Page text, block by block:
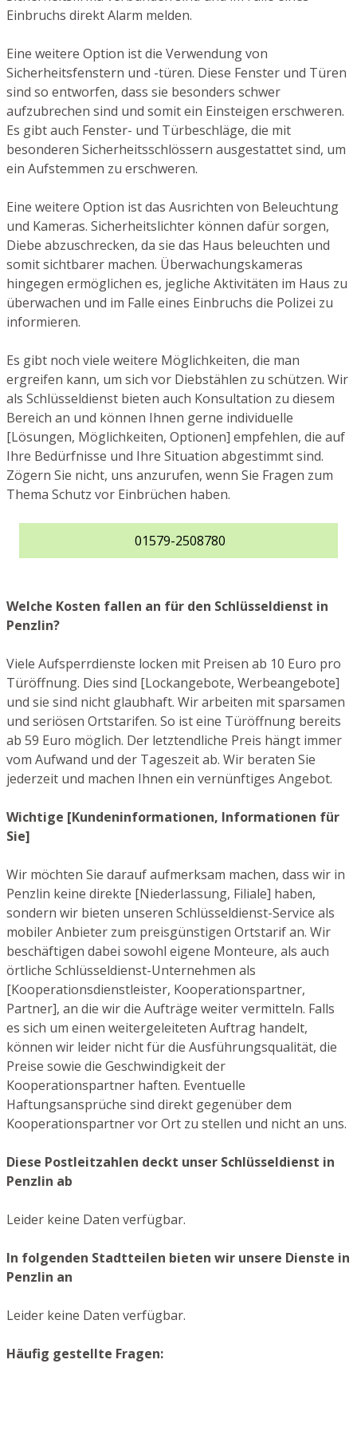
Einbruchs direkt Alarm melden.
Eine weitere Option ist die Verwendung von
Sicherheitsfenstern und -türen. Diese Fenster und Türen
sind so entworfen, dass sie besonders schwer
aufzubrechen sind und somit ein Einsteigen erschweren.
Es gibt auch Fenster- und Türbeschläge, die mit
besonderen Sicherheitsschlössern ausgestattet sind, um
ein Aufstemmen zu erschweren.
Eine weitere Option ist das Ausrichten von Beleuchtung
und Kameras. Sicherheitslichter können dafür sorgen,
Diebe abzuschrecken, da sie das Haus beleuchten und
somit sichtbarer machen. Überwachungskameras
hingegen ermöglichen es, jegliche Aktivitäten im Haus zu
überwachen und im Falle eines Einbruchs die Polizei zu
informieren.
Es gibt noch viele weitere Möglichkeiten, die man
ergreifen kann, um sich vor Diebstählen zu schützen. Wir
als Schlüsseldienst bieten auch Konsultation zu diesem
Bereich an und können Ihnen gerne individuelle
[Lösungen, Möglichkeiten, Optionen] empfehlen, die auf
Ihre Bedürfnisse und Ihre Situation abgestimmt sind.
Zögern Sie nicht, uns anzurufen, wenn Sie Fragen zum
Thema Schutz vor Einbrüchen haben.
01579-2508780
Welche Kosten fallen an für den Schlüsseldienst in
Penzlin?
Viele Aufsperrdienste locken mit Preisen ab 10 Euro pro
Türöffnung. Dies sind [Lockangebote, Werbeangebote]
und sie sind nicht glaubhaft. Wir arbeiten mit sparsamen
und seriösen Ortstarifen. So ist eine Türöffnung bereits
ab 59 Euro möglich. Der letztendliche Preis hängt immer
vom Aufwand und der Tageszeit ab. Wir beraten Sie
jederzeit und machen Ihnen ein vernünftiges Angebot.
Wichtige [Kundeninformationen, Informationen für
Sie]
Wir möchten Sie darauf aufmerksam machen, dass wir in
Penzlin keine direkte [Niederlassung, Filiale] haben,
sondern wir bieten unseren Schlüsseldienst-Service als
mobiler Anbieter zum preisgünstigen Ortstarif an. Wir
beschäftigen dabei sowohl eigene Monteure, als auch
örtliche Schlüsseldienst-Unternehmen als
[Kooperationsdienstleister, Kooperationspartner,
Partner], an die wir die Aufträge weiter vermitteln. Falls
es sich um einen weitergeleiteten Auftrag handelt,
können wir leider nicht für die Ausführungsqualität, die
Preise sowie die Geschwindigkeit der
Kooperationspartner haften. Eventuelle
Haftungsansprüche sind direkt gegenüber dem
Kooperationspartner vor Ort zu stellen und nicht an uns.
Diese Postleitzahlen deckt unser Schlüsseldienst in
Penzlin ab
Leider keine Daten verfügbar.
In folgenden Stadtteilen bieten wir unsere Dienste in
Penzlin an
Leider keine Daten verfügbar.
Häufig gestellte Fragen: